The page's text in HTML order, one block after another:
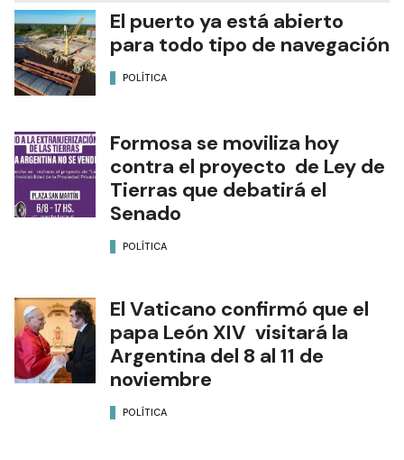
El puerto ya está abierto
para todo tipo de navegación
POLÍTICA
Formosa se moviliza hoy
contra el proyecto de Ley de
Tierras que debatirá el
Senado
POLÍTICA
El Vaticano confirmó que el
papa León XIV visitará la
Argentina del 8 al 11 de
noviembre
POLÍTICA